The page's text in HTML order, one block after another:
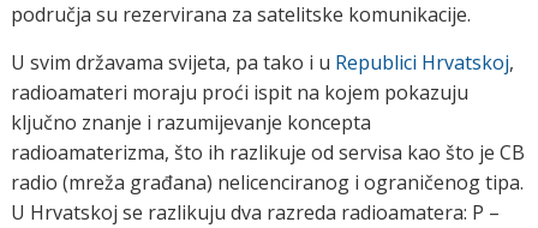
područja su rezervirana za satelitske komunikacije.
U svim državama svijeta, pa tako i u Republici Hrvatskoj,
radioamateri moraju proći ispit na kojem pokazuju
ključno znanje i razumijevanje koncepta
radioamaterizma, što ih razlikuje od servisa kao što je CB
radio (mreža građana) nelicenciranog i ograničenog tipa.
U Hrvatskoj se razlikuju dva razreda radioamatera: P –